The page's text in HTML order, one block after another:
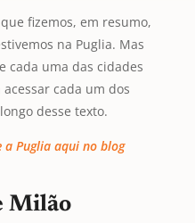
fizemos, em resumo,
na Puglia. Mas
cada uma das cidades
cada um dos
desse texto.
a Puglia aqui no blog
Milão